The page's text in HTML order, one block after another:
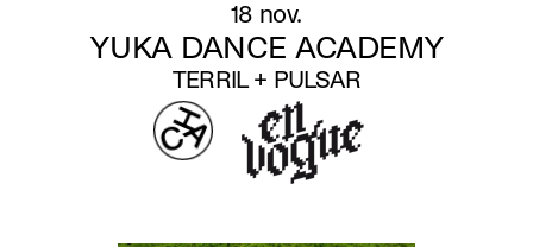
18 nov.
YUKA DANCE ACADEMY
TERRIL + PULSAR